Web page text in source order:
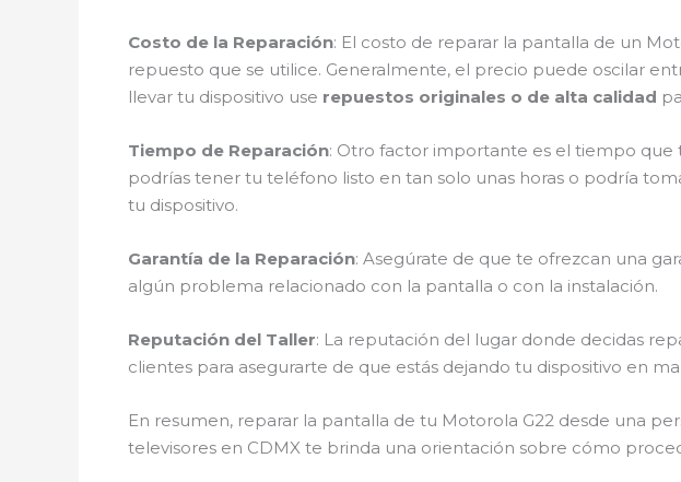
Costo de la Reparación: El costo de reparar la pantalla de un
repuesto que se utilice. Generalmente, el precio puede oscilar
llevar tu dispositivo use repuestos originales o de alta calidad
Tiempo de Reparación: Otro factor importante es el tiempo que
podrías tener tu teléfono listo en tan solo unas horas o podría
tu dispositivo.
Garantía de la Reparación: Asegúrate de que te ofrezcan una
algún problema relacionado con la pantalla o con la instalación.
Reputación del Taller: La reputación del lugar donde decidas
clientes para asegurarte de que estás dejando tu dispositivo en
En resumen, reparar la pantalla de tu Motorola G22 desde una
televisores en CDMX te brinda una orientación sobre cómo